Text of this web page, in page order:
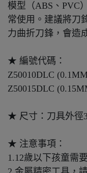
模型（ABS、PVC
常使用。建議將刀
力曲折刀鋒，會造
★ 編號代碼：
Z50010DLC
Z50015DLC
★ 尺寸：刀具外徑
★ 注意事項：
1.12歲以下孩童需